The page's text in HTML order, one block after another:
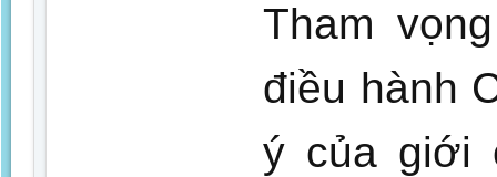
Tham
điều hành
ý của giới